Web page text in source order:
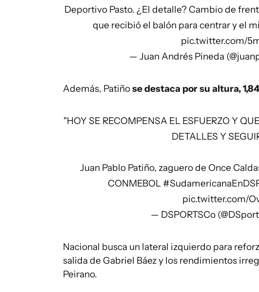
Deportivo Pasto. ¿El detalle? Cambio de
que recibió el balón para centrar y el
pic.twitter.com/
— Juan Andrés Pineda
Además, Patiñose destaca por su altura,
"HOY SE RECOMPENSA EL ESFUERZO Y
DETALLES Y
Juan Pablo Patiño, zaguero de Once
CONMEBOL
pic.twitter.com/
— DSPORTSCo
Nacional busca un lateral izquierdo para
salida de Gabriel Báez y los rendimientos
Peirano.